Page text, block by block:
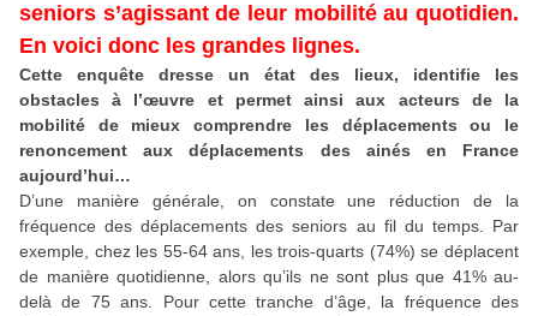
seniors s’agissant de leur mobilité au quotidien.
En voici donc les grandes lignes.
Cette enquête dresse un état des lieux, identifie les
obstacles à l’œuvre et permet ainsi aux acteurs de la
mobilité de mieux comprendre les déplacements ou le
renoncement aux déplacements des ainés en France
aujourd’hui…
D’une manière générale, on constate une réduction de la
fréquence des déplacements des seniors au fil du temps. Par
exemple, chez les 55-64 ans, les trois-quarts (74%) se déplacent
de manière quotidienne, alors qu’ils ne sont plus que 41% au-
delà de 75 ans. Pour cette tranche d’âge, la fréquence des